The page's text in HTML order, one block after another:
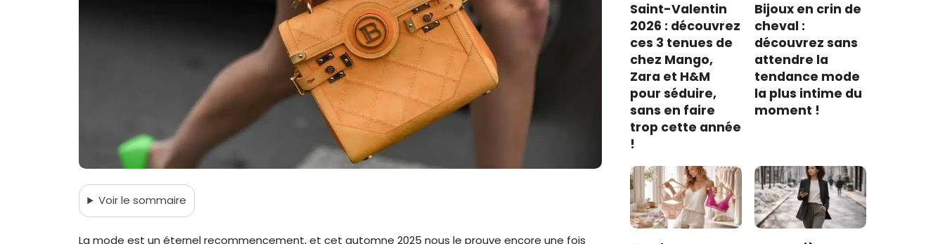
Voirle sommaire
La mode est un éternel recommencement, et cet automne 2025 nous le prouve encore une fois
Saint-Valentin
2026 : découvrez
ces 3 tenues de
chez Mango,
Zara et H&M
pour séduire,
sans en faire
trop cette année
!
Bijoux en crin de
cheval :
découvrez sans
attendre la
tendance mode
la plus intime du
moment !